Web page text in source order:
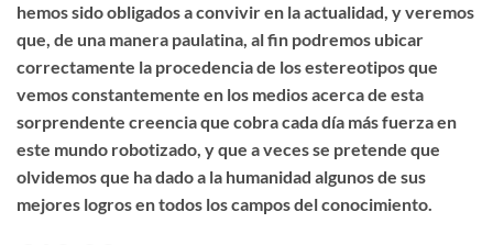
hemos sido obligados a convivir en la actualidad, y veremos
que, de una manera paulatina, al fin podremos ubicar
correctamente la procedencia de los estereotipos que
vemos constantemente en los medios acerca de esta
sorprendente creencia que cobra cada día más fuerza en
este mundo robotizado, y que a veces se pretende que
olvidemos que ha dado a la humanidad algunos de sus
mejores logros en todos los campos del conocimiento.